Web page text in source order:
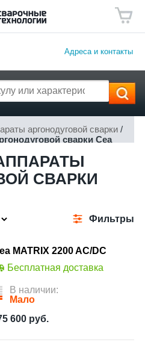
Адреса и контакты
аргонодуговой сварки /
сварки Cea
СВАРКИ
Фильтры
MATRIX 2200 AC/DC
Бесплатная доставка
В наличии:
Мало
600 руб.